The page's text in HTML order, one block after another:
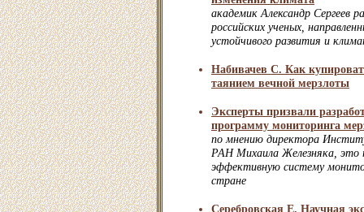
академик Александр Сергеев
российских ученых,
устойчивого развития и
Набивачев С. Как
таянием вечной мерзлоты
Эксперты призвали
программу мониторинга
по мнению директора
РАН Михаила Железняка, это
эффективную систему
стране
Серебровская Е. Научная